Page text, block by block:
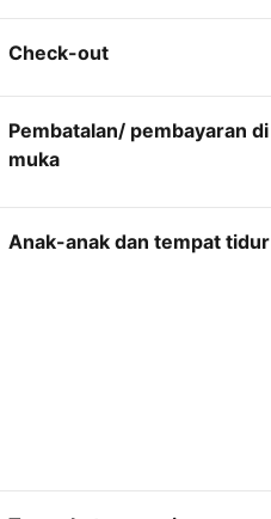
Check-out
Pembatalan/ pembayaran di
muka
Anak-anak dan tempat tidur